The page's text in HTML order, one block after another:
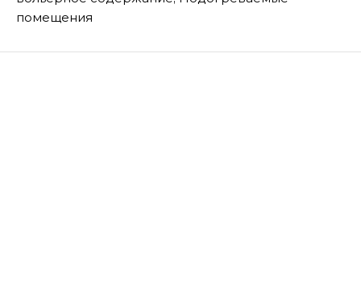
помещения